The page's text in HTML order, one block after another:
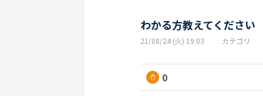
わかる方教えてください
21/08/24 (火) 19:03 カテゴリ
0